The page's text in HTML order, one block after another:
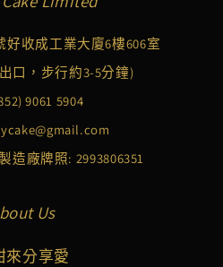
好收成工業大廈6樓606室
口，步行約3-5分鐘)
9061 5904
造廠牌照: 2993806351
Us
來分享愛